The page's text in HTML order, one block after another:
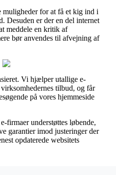
muligheder for at få et kig ind i
Desuden er der en del internet
meddele en kritik af
bør anvendes til afvejning af
Vi hjælper utallige e-
tilbud, og får
på vores hjemmeside
firmaer understøttes løbende,
garantier imod justeringer der
opdaterede websitets